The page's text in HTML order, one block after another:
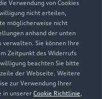
Verwendung von Cookies
nicht erteilen,
möglicherweise nicht
anhand der unten
Sie können Ihre
Zeitpunkt des Widerrufs
beachten Sie bitte
der Webseite. Weitere
zur Verwendung Ihrer
in unserer Cookie Richtlinie,